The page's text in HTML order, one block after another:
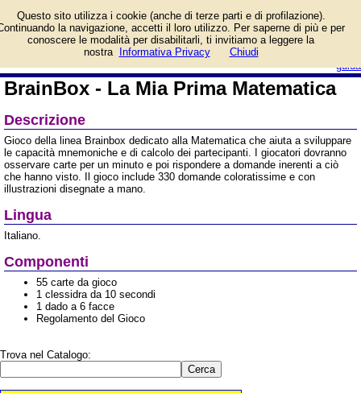
guida
La Mia Prima Matematica
e prezzo di vendita.
Prodotto da Asmodee Italia
BrainBox - La Mia Prima Matematica
Descrizione
Gioco della linea Brainbox dedicato alla Matematica che aiuta a sviluppare
le capacità mnemoniche e di calcolo dei partecipanti. I giocatori dovranno
osservare carte per un minuto e poi rispondere a domande inerenti a ciò
che hanno visto. Il gioco include 330 domande coloratissime e con
illustrazioni disegnate a mano.
Lingua
Italiano.
Componenti
55 carte da gioco
1 clessidra da 10 secondi
1 dado a 6 facce
Regolamento del Gioco
Trova nel Catalogo:
Questo sito utilizza i cookie (anche di terze parti e di profilazione).
la navigazione, accetti il loro utilizzo. Per saperne di più e per
conoscere le modalità per disabilitarli, ti invitiamo a leggere la
nostra
Informativa Privacy Chiudi